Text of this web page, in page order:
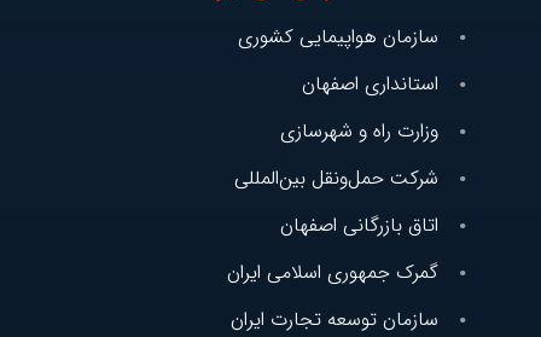
سازمان هواپیمایی کشوری
استانداری اصفهان
وزارت راه و شهرسازی
شرکت حمل‌و‌نقل بین‌المللی
اتاق بازرگانی اصفهان
گمرک جمهوری اسلامی ایران
سازمان توسعه تجارت ایران